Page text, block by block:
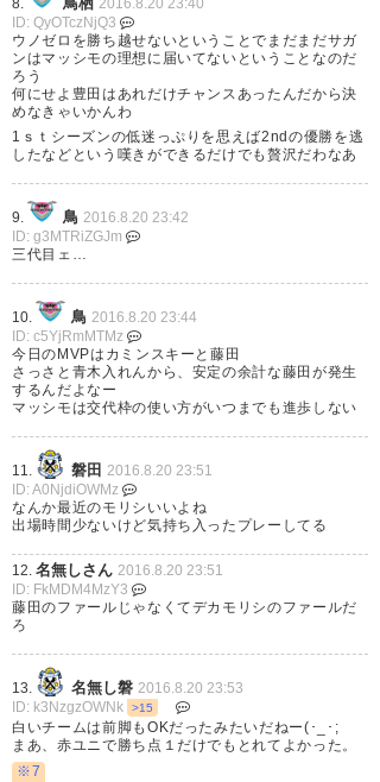
届いてましたよ！次は勝利を！
#sagantosu
— りーは (ri__ha)2016, 8月 20
駿はホント良かった。この先に
向けて希望が持てるプレー見せ
てくれました #jubilo
— かもぞうすい (KamoZousui)
2016, 8月 20
神を見ました。カミンスキー最
— まーず (murzfish)2016, 8月
全て。 お疲れさまでした。
#sagantosu
https://t.co/ytKddKWrRj
— ムスタファ・エル・すすむ
(maenisusume2002)2016, 8月
20
まぁ今日は全体的に押されてた
し勝ち点１でも仕方なかった。
という考えもあるのかな。次の
ホームでは勝ってくれよ！
#sagantosu
— のりまろ (norimaro3)2016,
8月 20
高橋義希～！ 明日につながるサ
ッカーを見せてくれ！ #鳥栖
#sagantosu #サガン
ID: QyOTczNjQ3
ウノゼロを勝ち越せないということでまだまだサガ
ンはマッシモの理想に届いてないということなのだ
ろう
何にせよ豊田はあれだけチャンスあったんだから決
めなきゃいかんわ
1ｓｔシーズンの低迷っぷりを思えば2ndの優勝を逃
したなどという嘆きができるだけでも贅沢だわなあ
9. 鳥 2016.8.20 23:42
ID: g3MTRiZGJm
三代目ェ…
10. 鳥 2016.8.20 23:44
ID: c5YjRmMTMz
今日のMVPはカミンスキーと藤田
さっさと青木入れんから、安定の余計な藤田が発生
するんだよなー
マッシモは交代枠の使い方がいつまでも進歩しない
11. 磐田 2016.8.20 23:51
ID: A0NjdiOWMz
なんか最近のモリシいいよね
出場時間少ないけど気持ち入ったプレーしてる
12. 名無しさん 2016.8.20 23:51
ID: FkMDM4MzY3
藤田のファールじゃなくてデカモリシのファールだ
ろ
13. 名無し磐 2016.8.20 23:53
ID: k3NzgzOWNk
>15
白いチームは前脚もOKだったみたいだねー(･_･;
まあ、赤ユニで勝ち点１だけでもとれてよかった。
※7